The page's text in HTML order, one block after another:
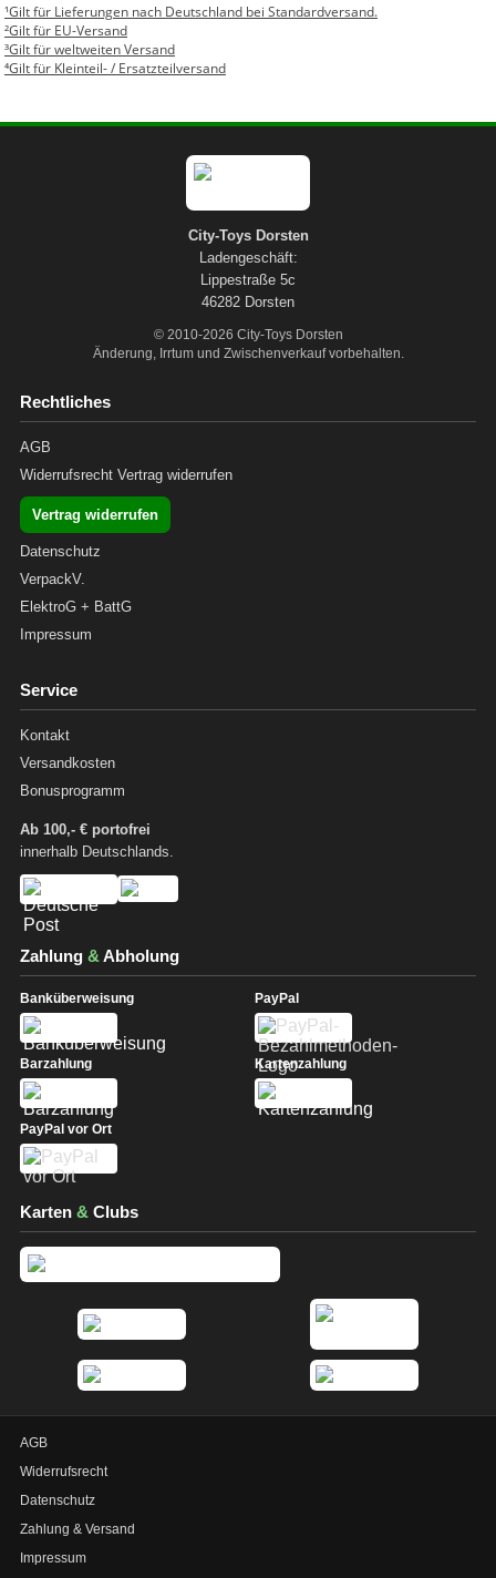
¹Gilt für Lieferungen nach Deutschland bei Standardversand.
²Gilt für EU-Versand
³Gilt für weltweiten Versand
⁴Gilt für Kleinteil- / Ersatzteilversand
City-Toys Dorsten
Ladengeschäft:
Lippestraße 5c
46282 Dorsten
© 2010-2026 City-Toys Dorsten
Änderung, Irrtum und Zwischenverkauf vorbehalten.
Rechtliches
AGB
Widerrufsrecht Vertrag widerrufen
Vertrag widerrufen
Datenschutz
VerpackV.
ElektroG + BattG
Impressum
Service
Kontakt
Versandkosten
Bonusprogramm
Ab 100,- € portofrei
innerhalb Deutschlands.
Zahlung &Abholung
Banküberweisung PayPal
Barzahlung Kartenzahlung
PayPal vor Ort
Karten & Clubs
AGB
Widerrufsrecht
Datenschutz
Zahlung & Versand
Impressum